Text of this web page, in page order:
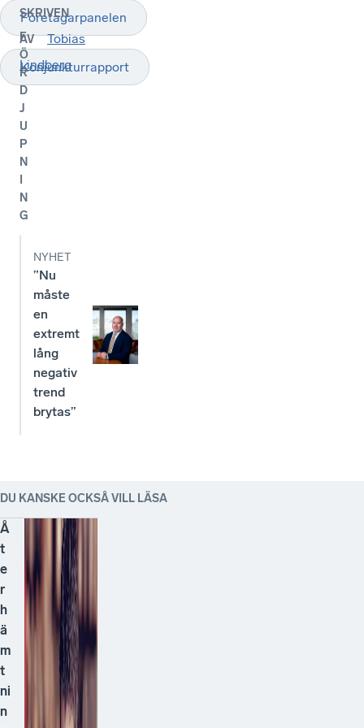
Företagarpanelen
Konjunkturrapport
SKRIVEN
AV
Tobias
Lindberg
F
Ö
R
D
J
U
P
N
N
G
NYHET
”Nu
måste
en
extremt
lång
negativ
trend
brytas”
DU KANSKE OCKSÅ VILL LÄSA
Å
t
e
r
h
ä
m
t
ni
n